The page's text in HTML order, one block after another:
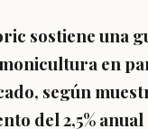
sostiene
en
según
del 2,5%